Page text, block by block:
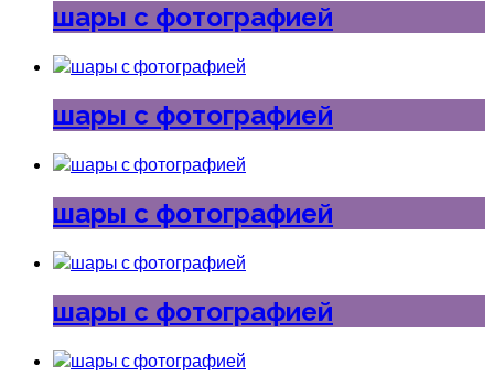
шары с фотографией
шары с фотографией
шары с фотографией
шары с фотографией